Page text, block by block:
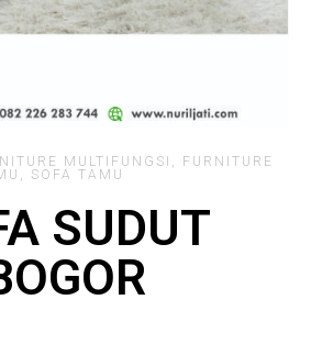
MULTIFUNGSI
FURNITURE
SOFA TAMU
SUDUT